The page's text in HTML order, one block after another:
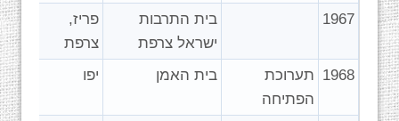
1967
בית התרבות
ישראל צרפת
פריז,
צרפת
1968 תערוכת
הפתיחה
בית האמן יפו